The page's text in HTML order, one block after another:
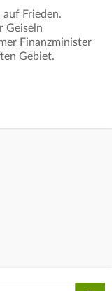
auf Frieden.
Geiseln
Finanzminister
Gebiet.